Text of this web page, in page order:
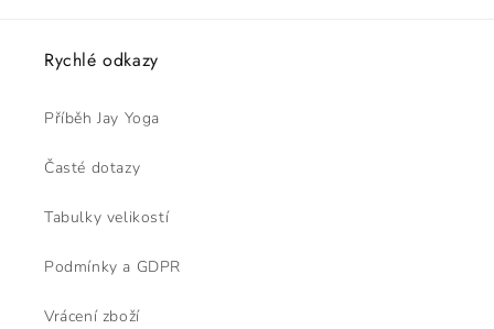
Rychlé odkazy
Příběh Jay Yoga
Časté dotazy
Tabulky velikostí
Podmínky a GDPR
Vrácení zboží